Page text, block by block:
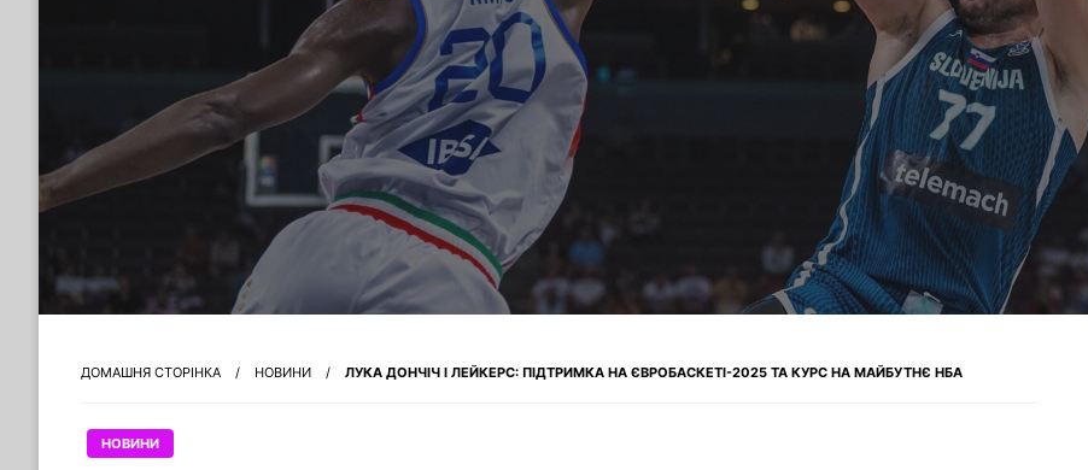
ДОМАШНЯ СТОРІНКА НОВИНИ ЛУКА ДОНЧІЧ І ЛЕЙКЕРС: ПІДТРИМКА НА ЄВРОБАСКЕТІ-2025 ТА КУРС НА МАЙБУТНЄ НБА
НОВИНИ